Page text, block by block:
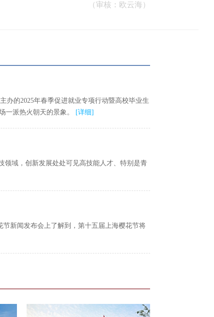
（审核：欧云海）
办的2025年春季促进就业专项行动暨高校毕业生
一派热火朝天的景象。
[详细]
领域，创新发展处处可见高技能人才、特别是青
新闻发布会上了解到，第十五届上海樱花节将